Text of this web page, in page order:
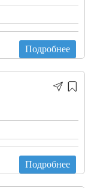
Подробнее
Подробнее